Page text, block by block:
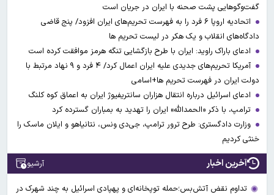
گفت‌وگوهایی پشت صحنه با ایران در جریان است
اتحادیه اروپا ۶ فرد را به فهرست تحریم‌های ایران افزود/ پنج قاضی
دادگاه‌های انقلاب و یک هکر در لیست تحریم ها
ادعای باراک راوید: ایران با طرح بازگشایی تنگه هرمز موافقت کرده است
آمریکا تحریم‌های جدیدی علیه ایران اعمال کرد/ ۴ فرد و ۹ نهاد مرتبط با
دولت ایران در فهرست تحریم ها+اسامی
ادعای اسرائیل درباره انتقال هزاران سانتریفیوژ ایران به اعماق کوه کلنگ
ترامپ، با ذکر «الحمدالله» ایران را تهدید به بمباران گسترده کرد
وزارت دادگستری: طرح ترور ترامپ، جی‌دی ونس، نتانیاهو و ایلان ماسک را
خنثی کردیم
آخرین اخبار آرشیو
تداوم نقض آتش‌بس؛حمله توپخانه‌ای و پهپادی اسرائیل به چند شهرک در